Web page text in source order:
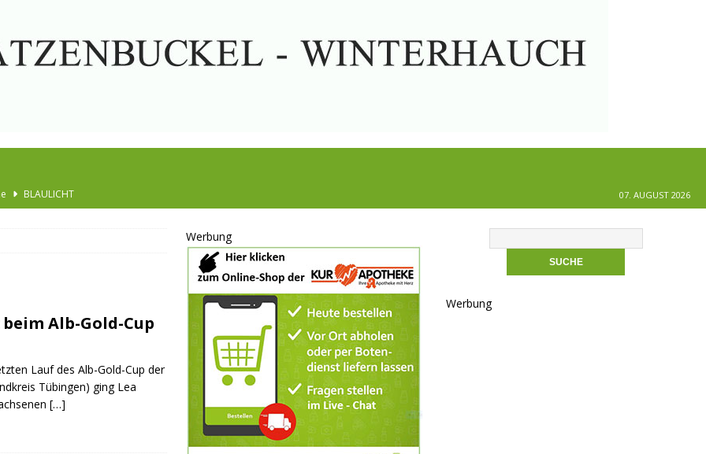
TOP
BLAULICHT
SONSTIGES
07. AUGUST 2026
Alb-Gold-Cup
Lauf des Alb-Gold-Cup der
Tübingen) ging Lea
[…]
Werbung
Werbung